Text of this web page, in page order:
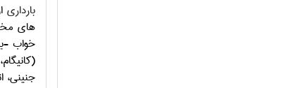
بارداری
خواب -